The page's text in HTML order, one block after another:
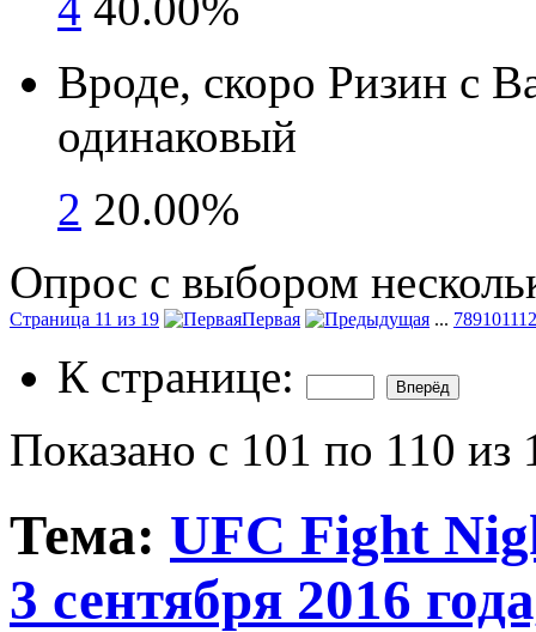
Вроде, скоро Ризин с
одинаковый
2 20.00%
Опрос с выбором
Страница 11 из 19 Первая ... 789101112
К странице:
Показано с 101 по 110 из
Тема: UFC Fight
3 сентября 2016